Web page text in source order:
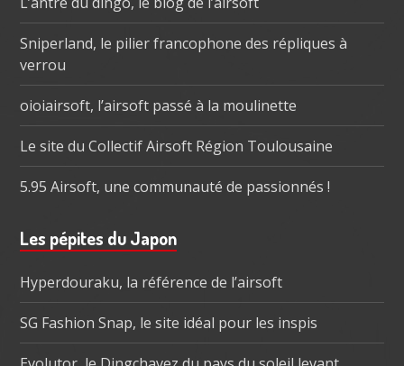
Sniperland, le pilier francophone des répliques à
verrou
oioiairsoft, l’airsoft passé à la moulinette
Le site du Collectif Airsoft Région Toulousaine
5.95 Airsoft, une communauté de passionnés !
Les pépites du Japon
Hyperdouraku, la référence de l’airsoft
SG Fashion Snap, le site idéal pour les inspis